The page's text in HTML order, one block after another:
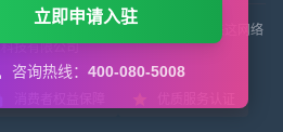
Rights Reserved. 版权所有 山西来这网络
科技有限公司
立即申请入驻
咨询热线： 400-080-5008